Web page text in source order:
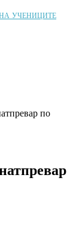
УЧЕНИЦИТЕ
по